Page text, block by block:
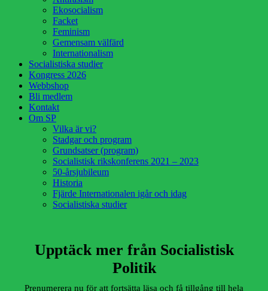
Ekosocialism
Facket
Feminism
Gemensam välfärd
Internationalism
Socialistiska studier
Kongress 2026
Webbshop
Bli medlem
Kontakt
Om SP
Vilka är vi?
Stadgar och program
Grundsatser (program)
Socialistisk rikskonferens 2021 – 2023
50-årsjubileum
Historia
Fjärde Internationalen igår och idag
Socialistiska studier
Upptäck mer från Socialistisk
Politik
Prenumerera nu för att fortsätta läsa och få tillgång till hela